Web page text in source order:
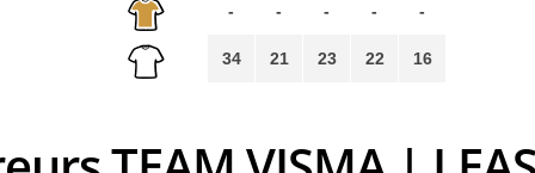
-
34
-
21
-
23
-
22
-
16